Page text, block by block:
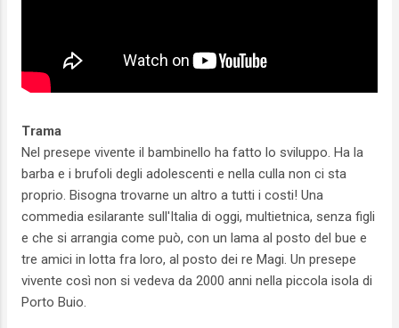
Trama
Nel presepe vivente il bambinello ha fatto lo sviluppo. Ha la
barba e i brufoli degli adolescenti e nella culla non ci sta
proprio. Bisogna trovarne un altro a tutti i costi! Una
commedia esilarante sull'Italia di oggi, multietnica, senza figli
e che si arrangia come può, con un lama al posto del bue e
tre amici in lotta fra loro, al posto dei re Magi. Un presepe
vivente così non si vedeva da 2000 anni nella piccola isola di
Porto Buio.